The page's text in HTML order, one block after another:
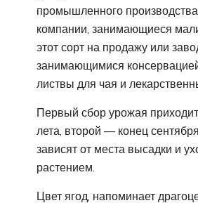
промышленного
компании, занимающиеся
этот сорт на продажу или
занимающимися
листвы для чая и
Первый сбор урожая
лета, второй — конец
зависят от места высадки и
растением.
Цвет ягод, напоминает